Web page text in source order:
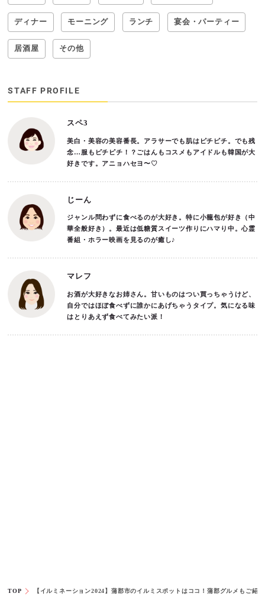
ディナー モーニング ランチ 宴会・パーティー
居酒屋 その他
STAFF PROFILE
スペ3
美白・美容の美容番長。アラサーでも肌はピチピチ。でも残
念…服もピチピチ！？ごはんもコスメもアイドルも韓国が大
好きです。アニョハセヨ〜♡
じーん
ジャンル問わずに食べるのが大好き。特に小籠包が好き（中
華全般好き）。最近は低糖質スイーツ作りにハマり中。心霊
番組・ホラー映画を見るのが癒し♪
マレフ
お酒が大好きなお姉さん。甘いものはつい買っちゃうけど、
自分ではほぼ食べずに誰かにあげちゃうタイプ。気になる味
はとりあえず食べてみたい派！
TOP 【イルミネーション2024】蒲郡市のイルミスポットはココ！蒲郡グルメもご紹